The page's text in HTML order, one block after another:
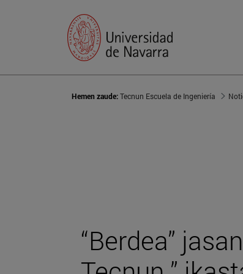
Hemen zaude:Tecnun Escuela de Ingeniería
“Berdea”